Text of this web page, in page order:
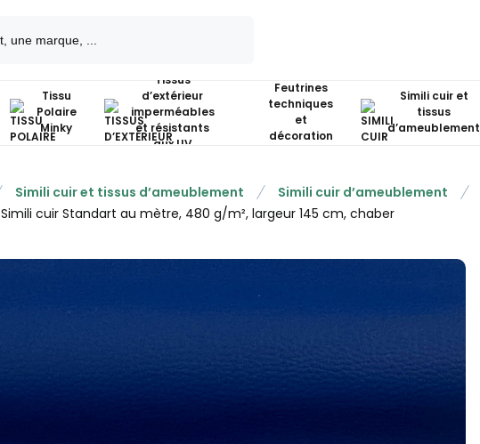
Tissu
Polaire
Minky
Tissus
d’extérieur
imperméables
et résistants
aux UV
Feutrines
techniques
et
décoration
Simili cuir et
tissus
d’ameublement
Simili cuir et tissus d’ameublement Simili cuir d’ameublement
Simili cuir Standart au mètre, 480 g/m², largeur 145 cm, chaber